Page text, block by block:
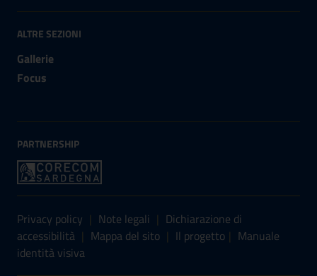
ALTRE SEZIONI
Gallerie
Focus
PARTNERSHIP
Sezione Link Utili
Privacy policy | Note legali | Dichiarazione di
accessibilità | Mappa del sito | Il progetto | Manuale
identità visiva